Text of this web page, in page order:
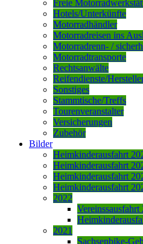
Freie
Hotels/Unterkünfte
Motorradhändler
Motorradreisen ins
Motorradrenn- /
Motorradtransporte
Rechtsanwälte
Reifendienste/
Sonstiges
Stammtische/Treffs
Tourenveranstalter
Versicherungen
Zubehör
Bilder
Heimkinderausfahrt
Heimkinderausfahrt
Heimkinderausfahrt
Heimkinderausfahrt
2022
Vereinssausfahrt
2021
Sachsenbike-